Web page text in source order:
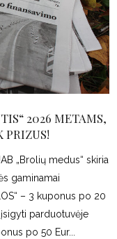
2026 METAMS,
PRIZUS!
„Brolių medus“ skiria
gaminamai
– 3 kuponus po 20
parduotuvėje
po 50 Eur